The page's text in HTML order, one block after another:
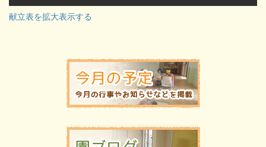
献立表を拡大表示する